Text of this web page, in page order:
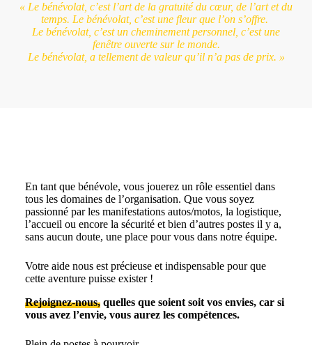
« Le bénévolat, c’est l’art de la gratuité du cœur, de l’art et du
temps. Le bénévolat, c’est une fleur que l’on s’offre.
Le bénévolat, c’est un cheminement personnel, c’est une
fenêtre ouverte sur le monde.
Le bénévolat, a tellement de valeur qu’il n’a pas de prix. »
En tant que bénévole, vous jouerez un rôle essentiel dans
tous les domaines de l’organisation. Que vous soyez
passionné par les manifestations autos/motos, la logistique,
l’accueil ou encore la sécurité et bien d’autres postes il y a,
sans aucun doute, une place pour vous dans notre équipe.
Votre aide nous est précieuse et indispensable pour que
cette aventure puisse exister !
Rejoignez-nous, quelles que soient soit vos envies, car si
vous avez l’envie, vous aurez les compétences.